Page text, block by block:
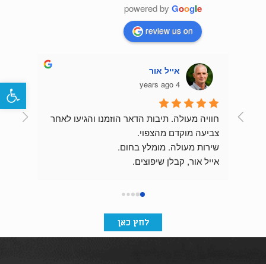
powered by Google
review us on
אייל אור
4 years ago
צביעה מוקדם מהצפוי.
שירות מעולה. מומלץ בחום.
אייל אור, קבלן שיפוצים.
לחץ כאן